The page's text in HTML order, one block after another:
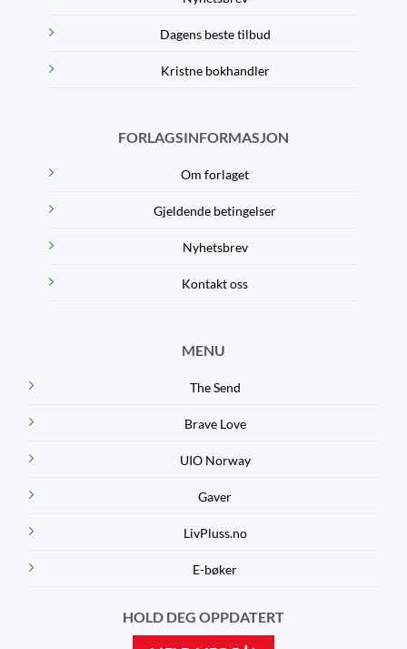
Dagens beste tilbud
Kristne bokhandler
FORLAGSINFORMASJON
Om forlaget
Gjeldende betingelser
Nyhetsbrev
Kontakt oss
MENU
The Send
Brave Love
UIO Norway
Gaver
LivPluss.no
E-bøker
HOLD DEG OPPDATERT